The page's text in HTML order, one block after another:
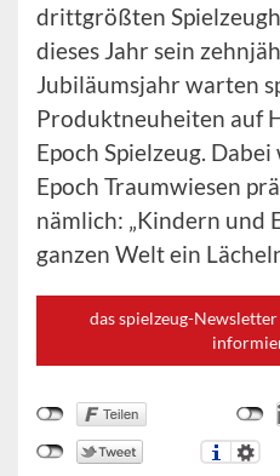
drittgrößten
dieses Jahr sein
Jubiläumsjahr warten
Produktneuheiten auf
Epoch Spielzeug.
Epoch Traumwiesen
nämlich: „Kindern und
ganzen Welt ein
das spielzeug-